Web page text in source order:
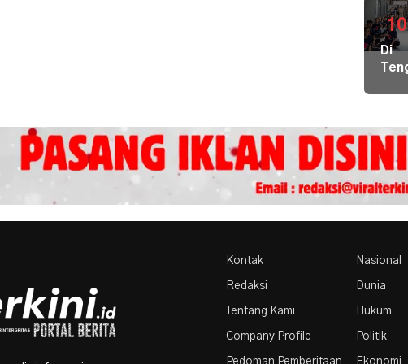
di
Tim
10
Di
Kirim
Ilmu
Pare
Kontak
Redaksi
Tentang Kami
Company Profile
Pedoman Pemberitaan
Nasional
Dunia
Hukum
Politik
Ekonomi